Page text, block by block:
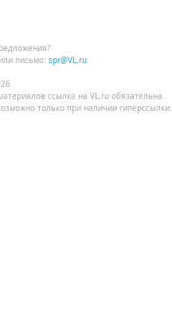
или письмо: spr@VL.ru
ссылка на VL.ru обязательна.
только при наличии гиперссылки.